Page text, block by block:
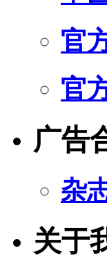
官
官
广告
杂
关于